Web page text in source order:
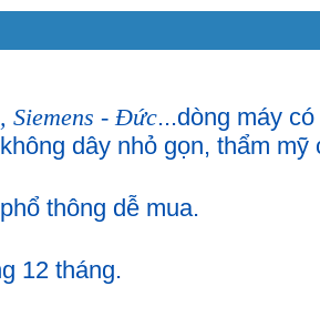
Siemens - Đức...dòng máy
dây nhỏ gọn, thẩm mỹ
thông dễ mua.
12 tháng.